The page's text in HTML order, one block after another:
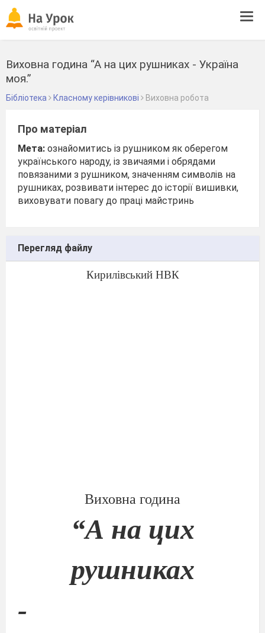
Виховна година “А на цих рушниках - Україна
моя.”
Бібліотека Класному керівникові Виховна робота
Про матеріал
Мета: ознайомитись із рушником як оберегом
українського народу, із звичаями і обрядами
повязаними з рушником, значенням символів на
рушниках, розвивати інтерес до історії вишивки,
виховувати повагу до праці майстринь
Перегляд файлу
Кирилівський НВК
Виховна година
“А на цих
рушниках
-